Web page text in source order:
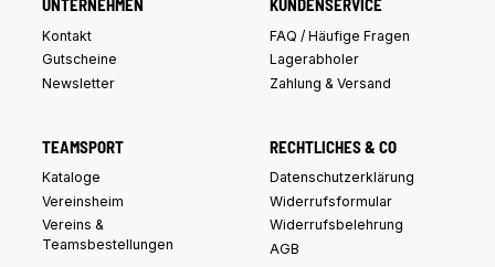
UNTERNEHMEN
Kontakt
Gutscheine
Newsletter
KUNDENSERVICE
FAQ / Häufige Fragen
Lagerabholer
Zahlung & Versand
TEAMSPORT
Kataloge
Vereinsheim
Vereins &
Teamsbestellungen
RECHTLICHES & CO
Datenschutzerklärung
Widerrufsformular
Widerrufsbelehrung
AGB